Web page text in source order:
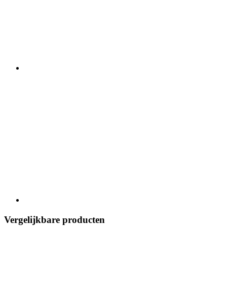
Vergelijkbare producten